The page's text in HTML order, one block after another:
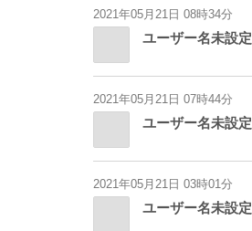
2021年05月21日 08時34分
ユーザー名未設定
2021年05月21日 07時44分
ユーザー名未設定
2021年05月21日 03時01分
ユーザー名未設定